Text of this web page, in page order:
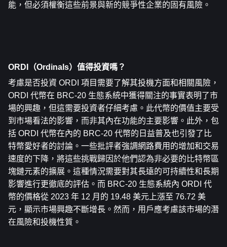
能，但必須權衡這些前景與新的競爭性企業的固有風險。
ORDI（Ordinals）值得投資嗎？
考慮是否投資 ORDI 項目需要了解其投機方面和相關風險，
ORDI 代幣在 BRC-20 生態系統中獲得關注的事實表明了市
場的興趣，但這需要投資者仔細考慮。此代幣的價值主要受
到市場看法的影響，而非其內在功能的主要影響。此外，包
括 ORDI 代幣在內的 BRC-20 代幣的日益普及也引發了比
特幣愛好者的討論。一些批評者強調網路費用的增加和交易
速度的下降，將這些挑戰歸因於他們認為非必要的比特幣區
塊鏈元素的擴展。這種情況需要對其長遠的可持續性和長期
影響進行更徹底的評估。而 BRC-20 生態系統內 ORDI 代
幣的價格從 2023 年 12 月的 19.48 美元上漲至 76.72 美
元，顯示市場興趣不斷增長。然而，用戶應考慮該市場的潛
在風險和投機性質。